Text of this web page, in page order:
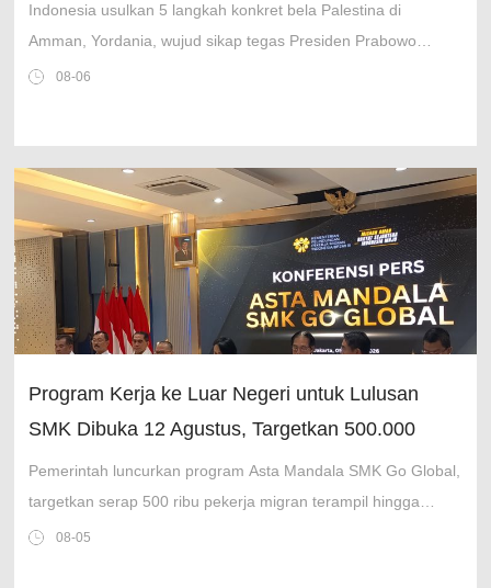
Indonesia usulkan 5 langkah konkret bela Palestina di
Amman, Yordania, wujud sikap tegas Presiden Prabowo
Subianto.
08-06
Program Kerja ke Luar Negeri untuk Lulusan
SMK Dibuka 12 Agustus, Targetkan 500.000
Pekerja
Pemerintah luncurkan program Asta Mandala SMK Go Global,
targetkan serap 500 ribu pekerja migran terampil hingga
2029. Pendaftaran dibuka 12 Agustus!
08-05